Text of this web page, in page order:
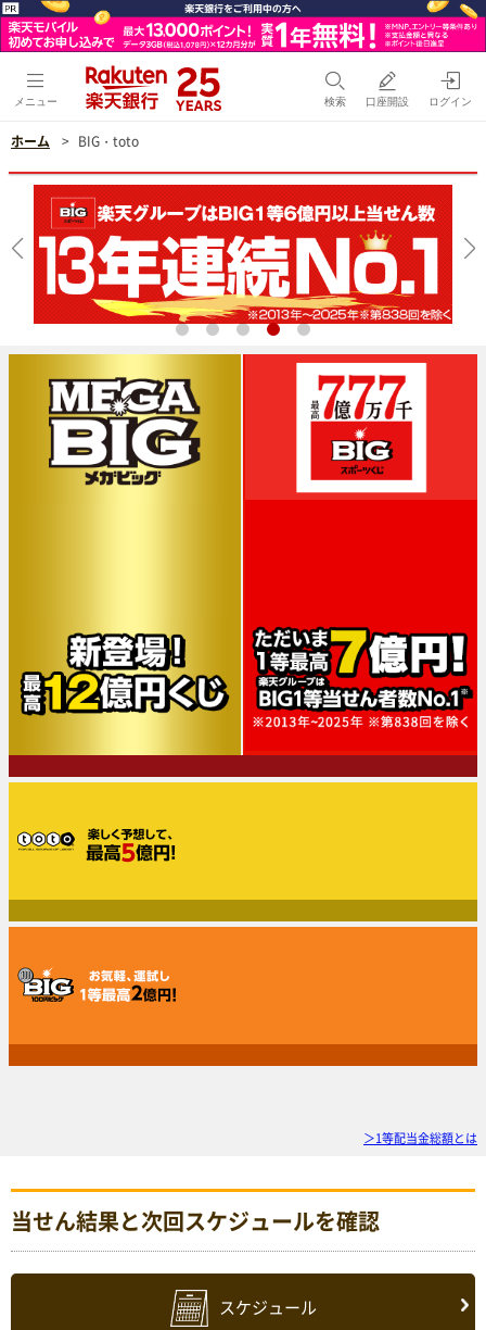
メニュー 検索 口座開設 ログイン
ホーム BIG・toto
＞1等配当金総額とは
当せん結果と次回スケジュールを確認
スケジュール